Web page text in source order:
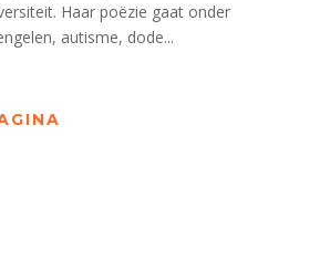
Haar poëzie gaat onder
autisme, dode...